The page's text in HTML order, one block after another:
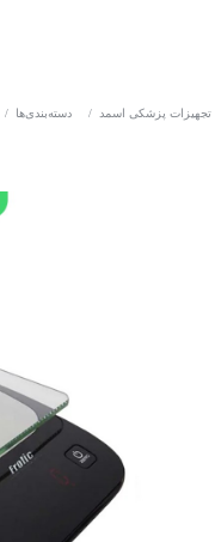
تجهیزات پزشکی اسمد / دسته‌بندی‌ها /